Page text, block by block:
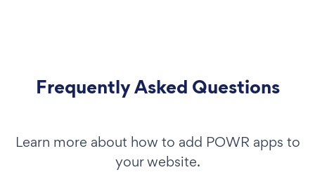
Frequently Asked Questions
Learn more about how to add POWR apps to
your website.